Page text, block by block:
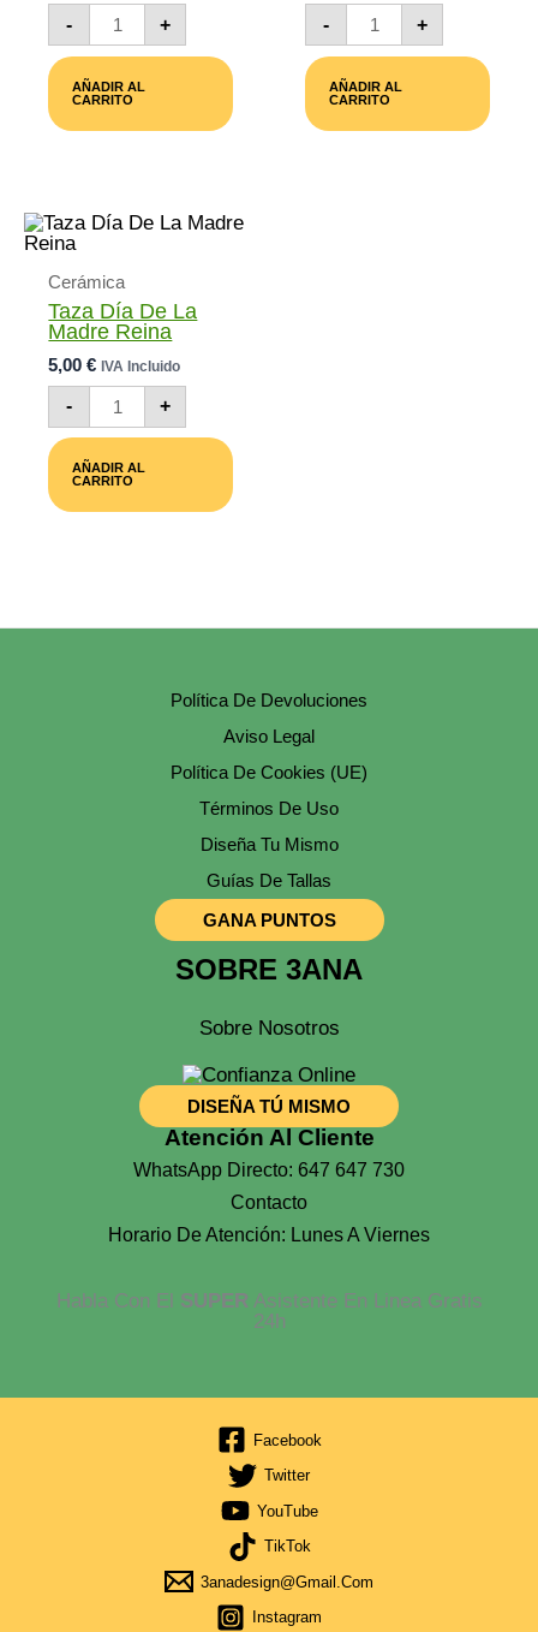
-
Taza
Cumpleaños
Divertida
+
AÑADIR AL
CARRITO
-
Taza
Día
De
Madre
Cantidad
+
AÑADIR AL
CARRITO
Cerámica
Taza Día De La
Madre Reina
5,00€ IVA Incluido
-
Taza
Día
De
Madre
Cantidad
+
AÑADIR AL
CARRITO
Política De Devoluciones
Aviso Legal
Política De Cookies (UE)
Términos De Uso
Diseña Tu Mismo
Guías De Tallas
GANA PUNTOS
SOBRE 3ANA
Sobre Nosotros
DISEÑA TÚ MISMO
Atención Al Cliente
WhatsApp Directo: 647 647 730
Contacto
Horario De Atención: Lunes A Viernes
Habla Con El SUPERAsistente En Linea Gratis
24h
Facebook
Twitter
YouTube
TikTok
3anadesign@gmail.com
Instagram